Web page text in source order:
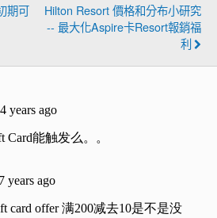
期可
Hilton Resort 價格和分布小研究
-- 最大化Aspire卡Resort報銷福
利